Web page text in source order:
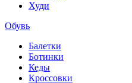
Худи
Обувь
Балетки
Ботинки
Кеды
Кроссовки